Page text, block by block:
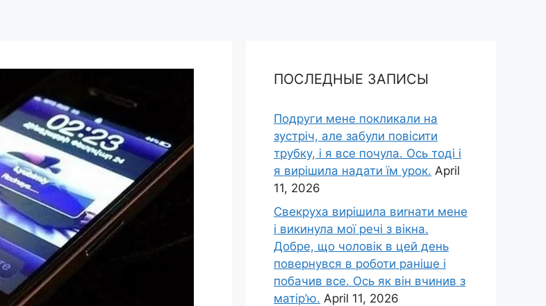
ПОСЛЕДНЫЕ ЗАПИСЫ
Подруги мене покликали на
зустріч, але забули повісити
трубку, і я все почула. Ось тоді і
я вирішила надати їм урок. April
11, 2026
Свекруха вирішила виrнати мене
і викинула мої речі з вікна.
Добре, що чоловік в цей день
повернувся в роботи раніше і
побачив все. Ось як він вчинив з
матір’ю. April 11, 2026